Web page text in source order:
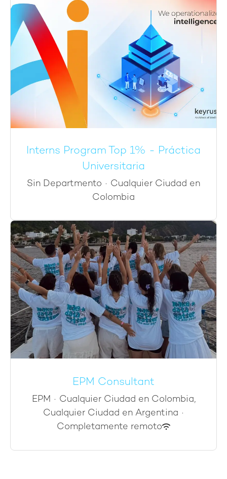
Interns Program Top 1% - Práctica
Universitaria
Sin Departmento · Cualquier Ciudad en
Colombia
EPM Consultant
EPM · Cualquier Ciudad en Colombia,
Cualquier Ciudad en Argentina ·
Completamente remoto